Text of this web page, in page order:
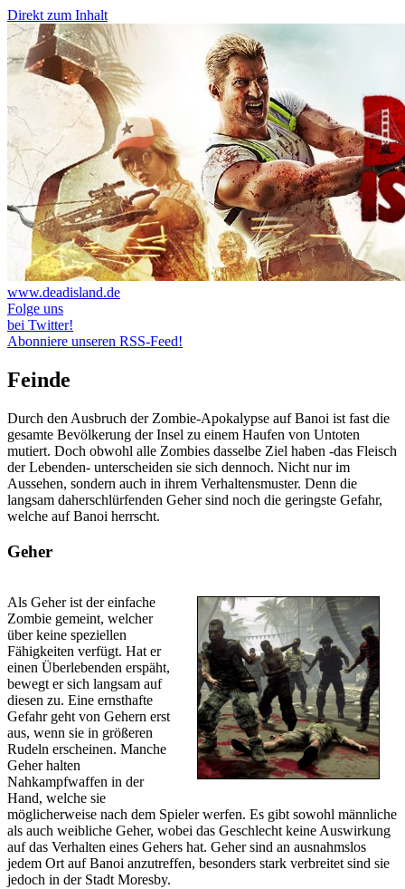
Direkt zum Inhalt
www.deadisland.de
Folge uns
bei Twitter!
Abonniere unseren RSS-Feed!
Feinde
Durch den Ausbruch der Zombie-Apokalypse auf Banoi ist fast die
gesamte Bevölkerung der Insel zu einem Haufen von Untoten
mutiert. Doch obwohl alle Zombies dasselbe Ziel haben -das Fleisch
der Lebenden- unterscheiden sie sich dennoch. Nicht nur im
Aussehen, sondern auch in ihrem Verhaltensmuster. Denn die
langsam daherschlürfenden Geher sind noch die geringste Gefahr,
welche auf Banoi herrscht.
Geher
Als Geher ist der einfache
Zombie gemeint, welcher
über keine speziellen
Fähigkeiten verfügt. Hat er
einen Überlebenden erspäht,
bewegt er sich langsam auf
diesen zu. Eine ernsthafte
Gefahr geht von Gehern erst
aus, wenn sie in größeren
Rudeln erscheinen. Manche
Geher halten
Nahkampfwaffen in der
Hand, welche sie
möglicherweise nach dem Spieler werfen. Es gibt sowohl männliche
als auch weibliche Geher, wobei das Geschlecht keine Auswirkung
auf das Verhalten eines Gehers hat. Geher sind an ausnahmslos
jedem Ort auf Banoi anzutreffen, besonders stark verbreitet sind sie
jedoch in der Stadt Moresby.